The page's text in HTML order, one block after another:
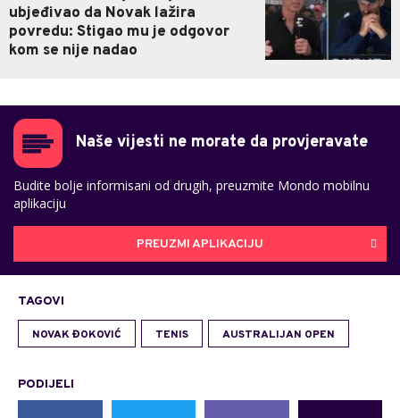
ubjeđivao da Novak lažira
povredu: Stigao mu je odgovor
kom se nije nadao
Naše vijesti ne morate da provjeravate
Budite bolje informisani od drugih, preuzmite Mondo mobilnu
aplikaciju
PREUZMI APLIKACIJU
TAGOVI
NOVAK ĐOKOVIĆ TENIS AUSTRALIJAN OPEN
PODIJELI